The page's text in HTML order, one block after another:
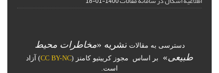
دسترسی به مقالات نشریه «مخاطرات محیط
طبیعی» بر اساس مجوز کرییتیو کامنز (CC BY-NC) آزاد
است.